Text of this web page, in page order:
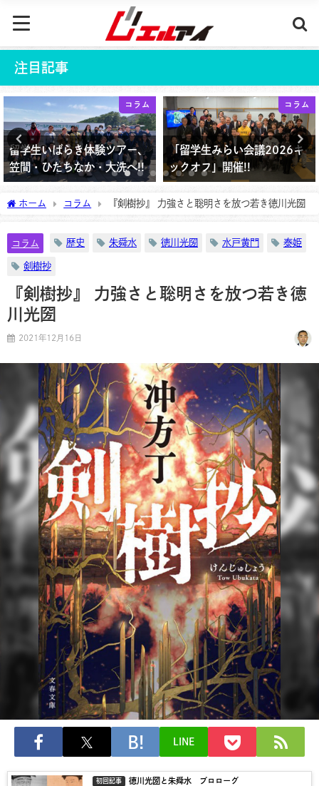
注目記事
コラム
留学生いばらき体験ツアー、
笠間・ひたちなか・大洗へ!!
コラム
「留学生みらい会議2026キ
ックオフ」開催!!
ホーム コラム 『剣樹抄』 力強さと聡明さを放つ若き徳川光圀
コラム 歴史 朱舜水 徳川光圀 水戸黄門 泰姫
剣樹抄
『剣樹抄』 力強さと聡明さを放つ若き徳
川光圀
2021年12月16日
LINE
初回記事 徳川光圀と朱舜水 プロローグ